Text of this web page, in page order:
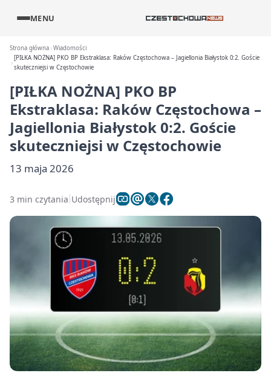
MENU
Strona główna Wiadomości
[PIŁKA NOŻNA] PKO BP Ekstraklasa: Raków Częstochowa – Jagiellonia Białystok 0:2. Goście
skuteczniejsi w Częstochowie
[PIŁKA NOŻNA] PKO BP
Ekstraklasa: Raków Częstochowa –
Jagiellonia Białystok 0:2. Goście
skuteczniejsi w Częstochowie
13 maja 2026
3 min czytania Udostępnij